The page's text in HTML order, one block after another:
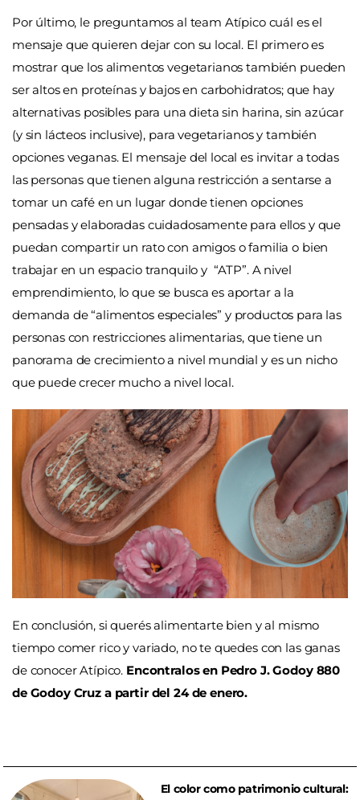
Por último, le preguntamos al team Atípico cuál es el
mensaje que quieren dejar con su local. El primero es
mostrar que los alimentos vegetarianos también pueden
ser altos en proteínas y bajos en carbohidratos; que hay
alternativas posibles para una dieta sin harina, sin azúcar
(y sin lácteos inclusive), para vegetarianos y también
opciones veganas. El mensaje del local es invitar a todas
las personas que tienen alguna restricción a sentarse a
tomar un café en un lugar donde tienen opciones
pensadas y elaboradas cuidadosamente para ellos y que
puedan compartir un rato con amigos o familia o bien
trabajar en un espacio tranquilo y “ATP”. A nivel
emprendimiento, lo que se busca es aportar a la
demanda de “alimentos especiales” y productos para las
personas con restricciones alimentarias, que tiene un
panorama de crecimiento a nivel mundial y es un nicho
que puede crecer mucho a nivel local.
En conclusión, si querés alimentarte bien y al mismo
tiempo comer rico y variado, no te quedes con las ganas
de conocer Atípico. Encontralos en Pedro J. Godoy 880
de Godoy Cruz a partir del 24 de enero.
El color como patrimonio cultural: